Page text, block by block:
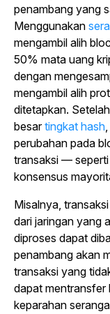
penambang yang
Menggunakan
mengambil alih
50% mata uang
dengan
mengambil alih
ditetapkan.
besartingkat hash
perubahan pada
transaksi —
konsensus
Misalnya,
dari jaringan yang
diproses dapat
penambang akan
transaksi yang
dapat mentransfer
keparahan